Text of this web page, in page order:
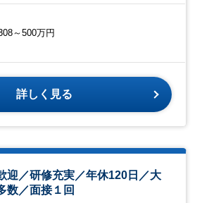
～500万円
詳しく見る
迎／研修充実／年休120日／大
数／面接１回